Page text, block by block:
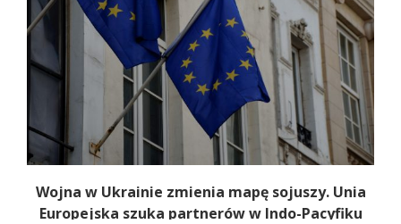
Wojna w Ukrainie zmienia mapę sojuszy. Unia
Europejska szuka partnerów w Indo-Pacyfiku